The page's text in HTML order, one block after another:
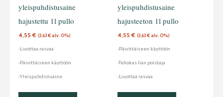
yleispuhdistusaine
hajustettu 1l pullo
4,55€ (3,63€ alv. 0%)
-Liuottaa rasvaa
-Päivittäiseen käyttöön
-Yleispuhdistuaine
yleispuhdistusaine
hajusteeton 1l pullo
4,55€ (3,63€ alv. 0%)
-Päivittäiseen käyttöön
-Tehokas lian poistaja
-Liuottaa rasvaa